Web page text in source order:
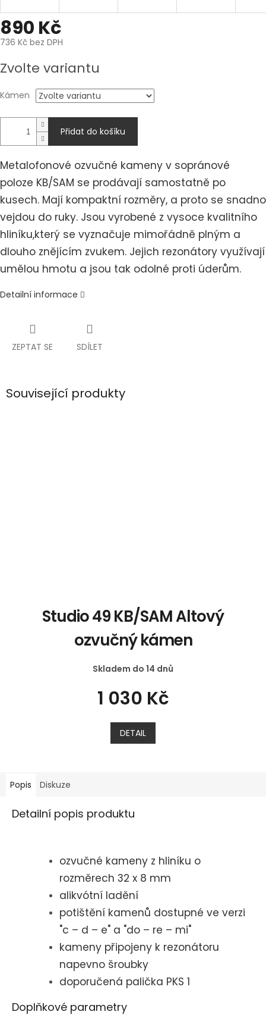
890 Kč
736 Kč bez DPH
cena:
Zvolte variantu
Kámen
Přidat do košíku
Metalofonové ozvučné kameny v sopránové
poloze KB/SAM se prodávají samostatně po
kusech. Mají kompaktní rozměry, a proto se snadno
vejdou do ruky. Jsou vyrobené z vysoce kvalitního
hliníku,který se vyznačuje mimořádně plným a
dlouho znějícím zvukem. Jejich rezonátory využívají
umělou hmotu a jsou tak odolné proti úderům.
Detailní informace
ZEPTAT SE SDÍLET
Související produkty
Studio 49 KB/SAM Altový
ozvučný kámen
Skladem do 14 dnů
1 030 Kč
DETAIL
Popis Diskuze
Detailní popis produktu
ozvučné kameny z hliníku o
rozměrech 32 x 8 mm
alikvótní ladění
potištění kamenů dostupné ve verzi
"c – d – e" a "do – re – mi"
kameny připojeny k rezonátoru
napevno šroubky
doporučená palička PKS 1
Doplňkové parametry